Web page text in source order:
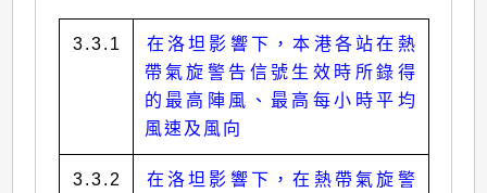
3.3.1
在洛坦影響下，本港各站在熱
帶氣旋警告信號生效時所錄得
的最高陣風、最高每小時平均
風速及風向
3.3.2
在洛坦影響下，在熱帶氣旋警